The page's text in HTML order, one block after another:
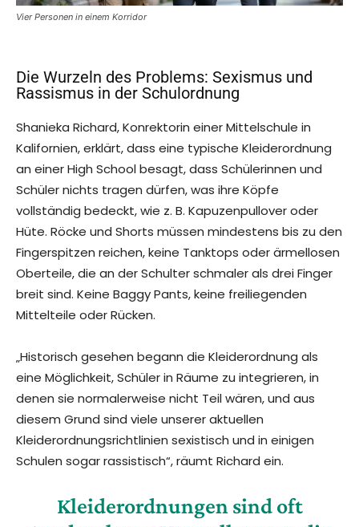
Vier Personen in einem Korridor
Die Wurzeln des Problems: Sexismus und
Rassismus in der Schulordnung
Shanieka Richard, Konrektorin einer Mittelschule in
Kalifornien, erklärt, dass eine typische Kleiderordnung
an einer High School besagt, dass Schülerinnen und
Schüler nichts tragen dürfen, was ihre Köpfe
vollständig bedeckt, wie z. B. Kapuzenpullover oder
Hüte. Röcke und Shorts müssen mindestens bis zu den
Fingerspitzen reichen, keine Tanktops oder ärmellosen
Oberteile, die an der Schulter schmaler als drei Finger
breit sind. Keine Baggy Pants, keine freiliegenden
Mittelteile oder Rücken.
„Historisch gesehen begann die Kleiderordnung als
eine Möglichkeit, Schüler in Räume zu integrieren, in
denen sie normalerweise nicht Teil wären, und aus
diesem Grund sind viele unserer aktuellen
Kleiderordnungsrichtlinien sexistisch und in einigen
Schulen sogar rassistisch“, räumt Richard ein.
Kleiderordnungen sind oft